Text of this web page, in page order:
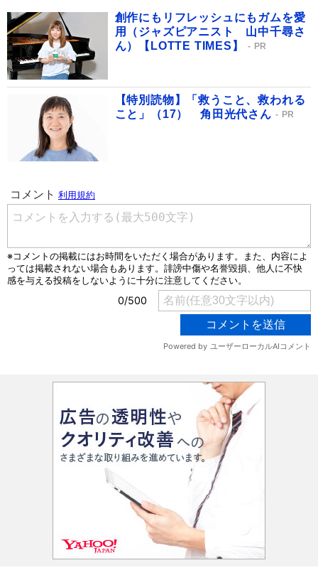
創作にもリフレッシュにもガムを愛
用（ジャズピアニスト 山中千尋さ
ん）【LOTTE TIMES】
PR
【特別読物】「救うこと、救われる
こと」（17） 角田光代さん
PR